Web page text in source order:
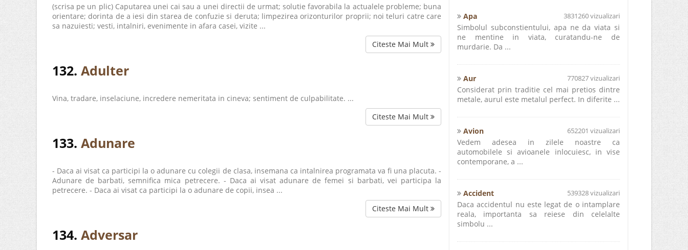
(scrisa pe un plic) Caputarea unei cai sau a unei directii de urmat; solutie favorabila la actualele probleme; buna
orientare; dorinta de a iesi din starea de confuzie si deruta; limpezirea orizonturilor proprii; noi teluri catre care
sa nazuiesti; vesti, intalniri, evenimente in afara casei, vizite ...
Citeste Mai Mult
132. Adulter
Vina, tradare, inselaciune, incredere nemeritata in cineva; sentiment de culpabilitate. ...
Citeste Mai Mult
133. Adunare
- Daca ai visat ca participi la o adunare cu colegii de clasa, insemana ca intalnirea programata va fi una placuta. -
Adunare de barbati, semnifica mica petrecere. - Daca ai visat adunare de femei si barbati, vei participa la
petrecere. - Daca ai visat ca participi la o adunare de copii, insea ...
Citeste Mai Mult
134. Adversar
Apa 3831260 vizualizari
Simbolul subconstientului, apa ne da viata si
ne mentine in viata, curatandu-ne de
murdarie. Da ...
Aur 770827 vizualizari
Considerat prin traditie cel mai pretios dintre
metale, aurul este metalul perfect. In diferite ...
Avion 652201 vizualizari
Vedem adesea in zilele noastre ca
automobilele si avioanele inlocuiesc, in vise
contemporane, a ...
Accident 539328 vizualizari
Daca accidentul nu este legat de o intamplare
reala, importanta sa reiese din celelalte
simbolu ...